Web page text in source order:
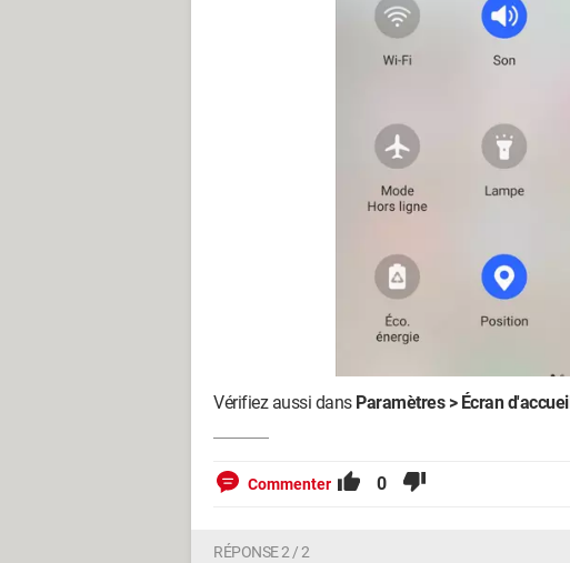
Vérifiez aussi dans Paramètres > Écran d'accueil
Commenter 0
RÉPONSE 2 / 2